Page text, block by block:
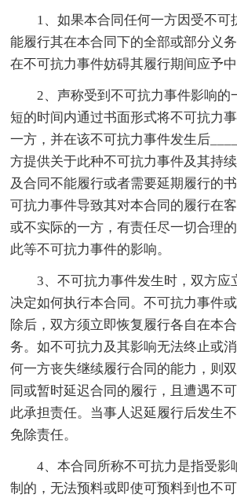
1、如果本合同任何一方因受不可
能履行其在本合同下的全部或部分义
在不可抗力事件妨碍其履行期间应予中
2、声称受到不可抗力事件影响的
短的时间内通过书面形式将不可抗力
一方，并在该不可抗力事件发生后
方提供关于此种不可抗力事件及其持
及合同不能履行或者需要延期履行的
可抗力事件导致其对本合同的履行在
或不实际的一方，有责任尽一切合理
此等不可抗力事件的影响。
3、不可抗力事件发生时，双方应
决定如何执行本合同。不可抗力事件
除后，双方须立即恢复履行各自在本
务。如不可抗力及其影响无法终止或
何一方丧失继续履行合同的能力，则
同或暂时延迟合同的履行，且遭遇不
此承担责任。当事人迟延履行后发生
免除责任。
4、本合同所称不可抗力是指受影
制的，无法预料或即使可预料到也不